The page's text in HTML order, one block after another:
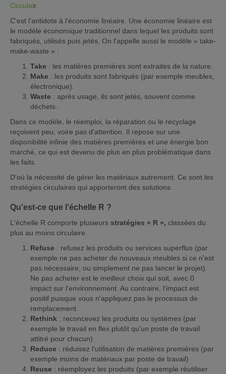
Circulair.
C'est l'antidote à l'économie linéaire. Une économie linéaire est
le modèle économique traditionnel dans lequel les produits sont
fabriqués, utilisés puis jetés. On l'appelle aussi le modèle « take-
make-waste » :
Take : les matières premières sont extraites de la nature.
Make : les produits sont fabriqués (par exemple meubles,
électronique).
Waste : après usage, ils sont jetés, souvent comme
déchets.
Dans ce modèle, le réemploi, la réparation ou le recyclage
reçoivent peu, voire pas d'attention. Il repose sur une
disponibilité infinie des matières premières et une énergie bon
marché, ce qui est devenu de plus en plus problématique dans
les faits.
D'où la nécessité de gérer les matériaux autrement. Ce sont les
stratégies circulaires qui apporteront des solutions.
Qu'est-ce que l'échelle R ?
L'échelle R comporte plusieurs stratégies « R », classées du
plus au moins circulaire.
Refuse : refusez les produits ou services superflus (par
exemple ne pas acheter de nouveaux meubles si ce n'est
pas nécessaire, ou simplement ne pas lancer le projet).
Ne pas acheter est le meilleur choix qui soit, avec 0
impact sur l'environnement. Au contraire, l'impact est
positif puisque vous n'appliquez pas le processus de
remplacement.
Rethink : reconcevez les produits ou systèmes (par
exemple le travail en flex plutôt qu'un poste de travail
attitré pour chacun)
Reduce : réduisez l'utilisation de matières premières (par
exemple moins de matériaux par poste de travail)
Reuse : réemployez les produits (par exemple réutiliser